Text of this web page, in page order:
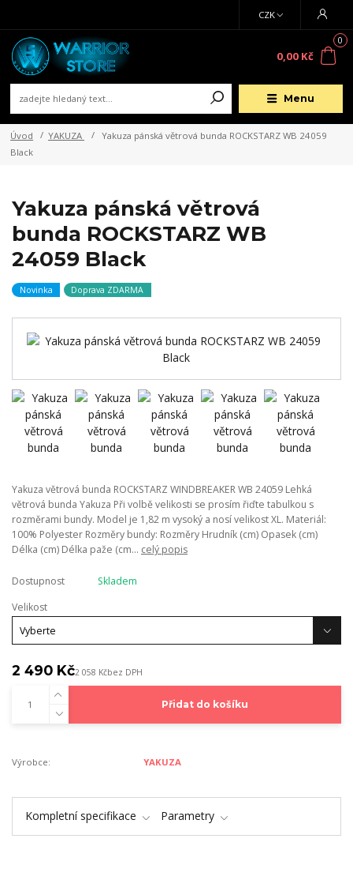
Menu
CZK
0
0,00 Kč
Úvod YAKUZA
Yakuza pánská větrová bunda ROCKSTARZ WB 24059
Black
Yakuza pánská větrová
bunda ROCKSTARZ WB
24059 Black
Novinka Doprava ZDARMA
Yakuza větrová bunda ROCKSTARZ WINDBREAKER WB 24059 Lehká
větrová bunda Yakuza Při volbě velikosti se prosím řiďte tabulkou s
rozměrami bundy. Model je 1,82 m vysoký a nosí velikost XL. Materiál:
100% Polyester Rozměry bundy: Rozměry Hrudník (cm) Opasek (cm)
Délka (cm) Délka paže (cm... celý popis
Dostupnost
Skladem
Velikost
2 490 Kč2 058 Kčbez DPH
Přidat do košíku
Výrobce: YAKUZA
Kompletní specifikace Parametry